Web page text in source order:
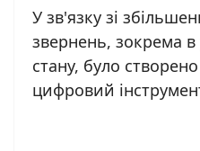
У зв'язку зі
звернень, зокрема
стану, було
цифровий